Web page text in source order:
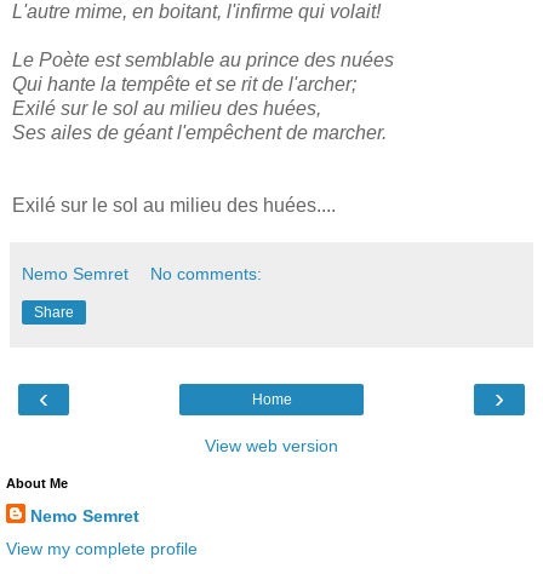
L'autre mime, en boitant, l'infirme qui volait!
Le Poète est semblable au prince des nuées
Qui hante la tempête et se rit de l'archer;
Exilé sur le sol au milieu des huées,
Ses ailes de géant l'empêchent de marcher.
Exilé sur le sol au milieu des huées....
Nemo Semret No comments:
Share
‹ ›
Home
View web version
About Me
Nemo Semret
View my complete profile